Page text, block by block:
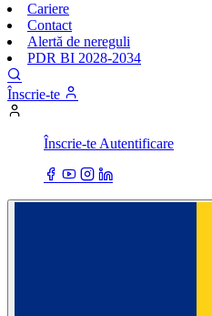
Cariere
Contact
Alertă de nereguli
PDR BI 2028-2034
Înscrie-te
Înscrie-te Autentificare